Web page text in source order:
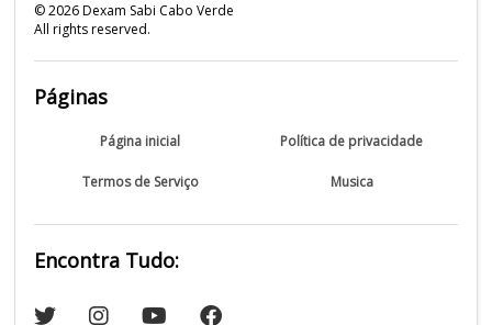
©2026Dexam Sabi Cabo Verde
All rights reserved.
Páginas
Página inicial Política de privacidade
Termos de Serviço Musica
Encontra Tudo: